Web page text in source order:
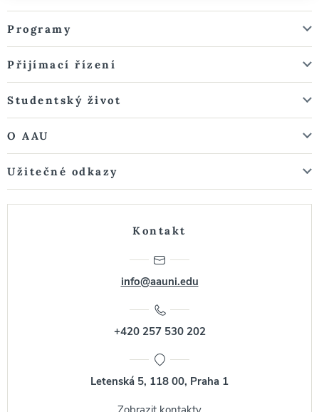
Programy
Přijímací řízení
Studentský život
O AAU
Užitečné odkazy
Kontakt
info@aauni.edu
+420 257 530 202
Letenská 5, 118 00, Praha 1